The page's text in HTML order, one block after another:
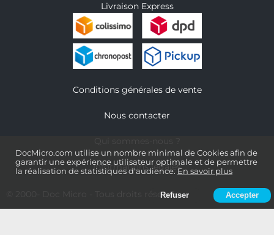
DocMicro.com utilise un nombre minimal de Cookies afin de
garantir une expérience utilisateur optimale et de permettre
la réalisation de statistiques d'audience. En savoir plus
Refuser Accepter
Livraison Express
Conditions générales de vente
Nous contacter
Informations légales
- Tous droits réservés